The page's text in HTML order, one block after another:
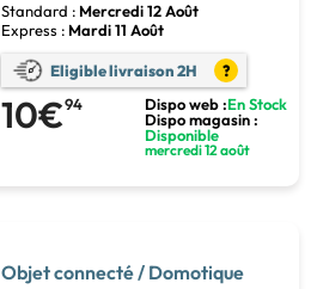
Standard : Mercredi 12 Août
Express : Mardi 11 Août
Eligible livraison 2H ?
10€94 Dispo web :En Stock
Dispo magasin :
Disponible
mercredi 12 août
Objet connecté / Domotique